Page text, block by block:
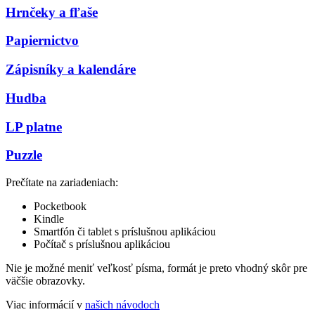
Hrnčeky a fľaše
Papiernictvo
Zápisníky a kalendáre
Hudba
LP platne
Puzzle
Prečítate na zariadeniach:
Pocketbook
Kindle
Smartfón či tablet s príslušnou aplikáciou
Počítač s príslušnou aplikáciou
Nie je možné meniť veľkosť písma, formát je preto vhodný skôr pre
väčšie obrazovky.
Viac informácií v našich návodoch